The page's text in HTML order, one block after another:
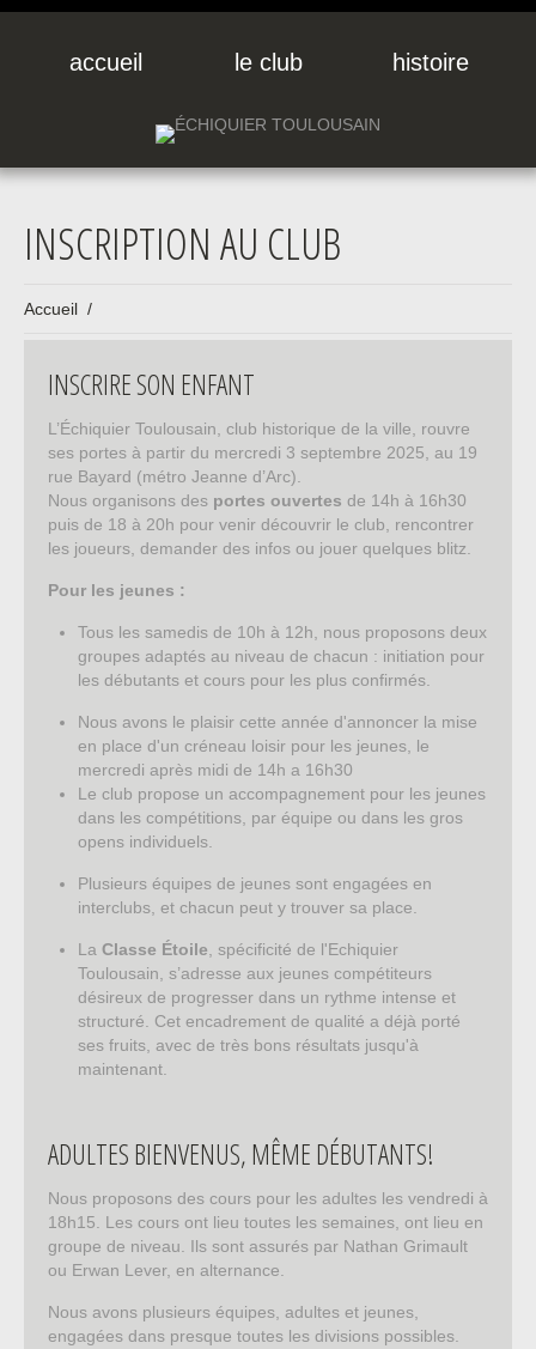
accueil le club histoire
INSCRIPTION AU CLUB
Accueil
INSCRIRE SON ENFANT
L’Échiquier Toulousain, club historique de la ville, rouvre
ses portes à partir du mercredi 3 septembre 2025, au 19
rue Bayard (métro Jeanne d’Arc).
Nous organisons des portes ouvertes de 14h à 16h30
puis de 18 à 20h pour venir découvrir le club, rencontrer
les joueurs, demander des infos ou jouer quelques blitz.
Pour les jeunes :
Tous les samedis de 10h à 12h, nous proposons deux
groupes adaptés au niveau de chacun : initiation pour
les débutants et cours pour les plus confirmés.
Nous avons le plaisir cette année d'annoncer la mise
en place d'un créneau loisir pour les jeunes, le
mercredi après midi de 14h a 16h30
Le club propose un accompagnement pour les jeunes
dans les compétitions, par équipe ou dans les gros
opens individuels.
Plusieurs équipes de jeunes sont engagées en
interclubs, et chacun peut y trouver sa place.
La Classe Étoile , spécificité de l'Echiquier
Toulousain, s’adresse aux jeunes compétiteurs
désireux de progresser dans un rythme intense et
structuré. Cet encadrement de qualité a déjà porté
ses fruits, avec de très bons résultats jusqu'à
maintenant.
ADULTES BIENVENUS, MÊME DÉBUTANTS!
Nous proposons des cours pour les adultes les vendredi à
18h15. Les cours ont lieu toutes les semaines, ont lieu en
groupe de niveau. Ils sont assurés par Nathan Grimault
ou Erwan Lever, en alternance.
Nous avons plusieurs équipes, adultes et jeunes,
engagées dans presque toutes les divisions possibles.